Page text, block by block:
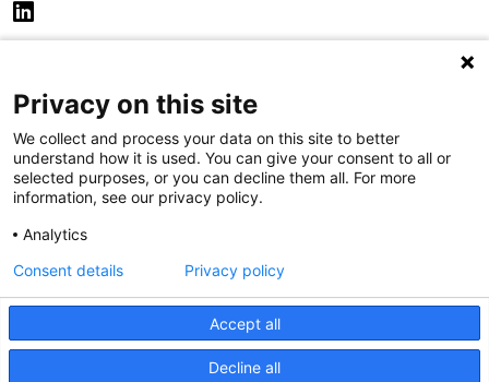
Tietosuoja Saavutettavuus
Privacy on this site
We collect and process your data on this site to better
understand how it is used. You can give your consent to all or
selected purposes, or you can decline them all. For more
information, see our privacy policy.
Analytics
Accept all
Decline all
Consent details Privacy policy